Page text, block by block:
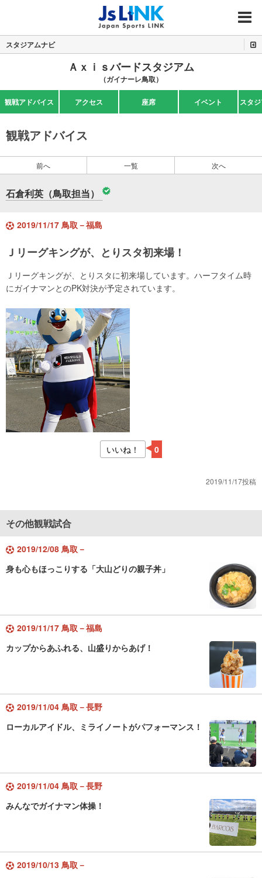
MENU
スタジアムナビ
Ａｘｉｓバードスタジアム
（ガイナーレ鳥取）
観戦アドバイス アクセス 座席 イベント スタ
観戦アドバイス
前へ 一覧 次へ
石倉利英（鳥取担当）
2019/11/17 鳥取－福島
Ｊリーグキングが、とりスタ初来場！
Ｊリーグキングが、とりスタに初来場しています。ハーフタイム時
にガイナマンとのPK対決が予定されています。
いいね！ 0
2019/11/17投稿
その他観戦試合
2019/12/08 鳥取－
身も心もほっこりする「大山どりの親子丼」
2019/11/17 鳥取－福島
カップからあふれる、山盛りからあげ！
2019/11/04 鳥取－長野
ローカルアイドル、ミライノートがパフォーマンス！
2019/11/04 鳥取－長野
みんなでガイナマン体操！
2019/10/13 鳥取－